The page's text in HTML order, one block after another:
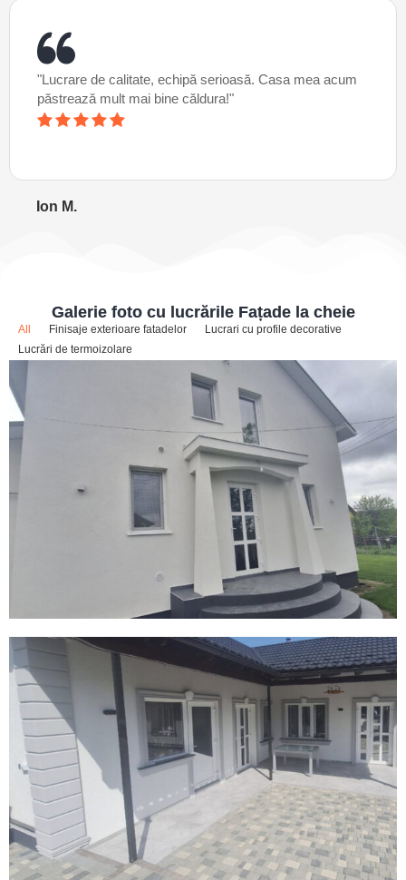
"Lucrare de calitate, echipă serioasă. Casa mea acum
păstrează mult mai bine căldura!"
Ion M.
Galerie foto cu lucrările Fațade la cheie
All Finisaje exterioare fatadelor
Lucrari cu profile decorative
Lucrări de termoizolare